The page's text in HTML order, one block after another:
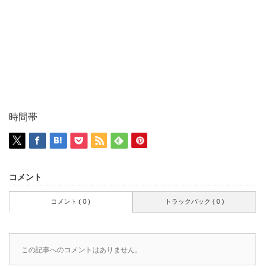
時間帯
コメント
コメント ( 0 ) トラックバック ( 0 )
この記事へのコメントはありません。